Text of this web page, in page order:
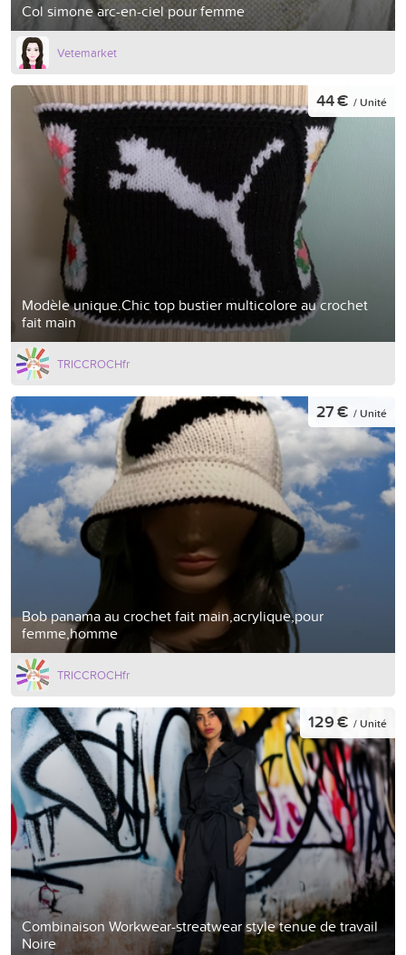
Col simone arc-en-ciel pour femme
Vetemarket
Modèle unique.Chic top bustier multicolore au crochet
fait main
44 € / Unité
TRICCROCHfr
Bob panama au crochet fait main,acrylique,pour
femme,homme
27 € / Unité
TRICCROCHfr
Combinaison Workwear-streatwear style tenue de travail
Noire
129 € / Unité